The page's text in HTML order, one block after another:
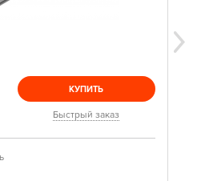
КУПИТЬ
Быстрый заказ